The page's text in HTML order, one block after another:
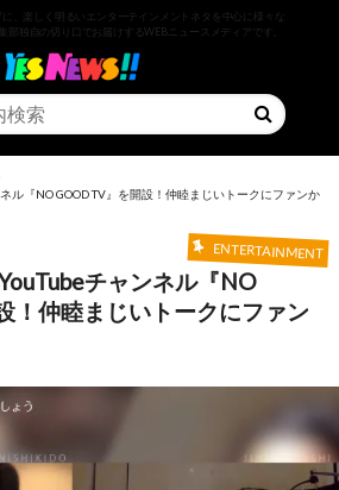
、楽しく明るいエンターテインメントネタを中心に様々な
部独自の切り口でお届けするWEBニュースメディアです。
ル『NO GOOD TV』を開設！仲睦まじいトークにファンか
ENTERTAINMENT
チャンネル『NO
！仲睦まじいトークにファン